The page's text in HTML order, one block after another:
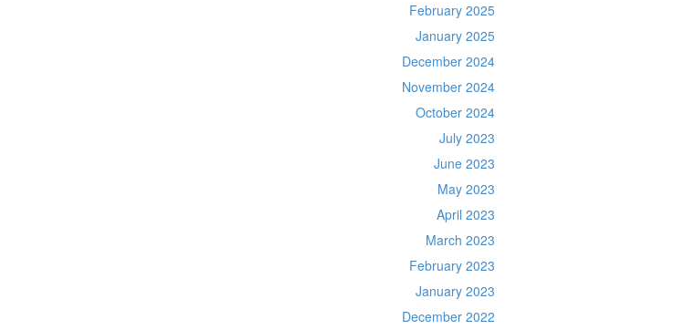
February 2025
January 2025
December 2024
November 2024
October 2024
July 2023
June 2023
May 2023
April 2023
March 2023
February 2023
January 2023
December 2022